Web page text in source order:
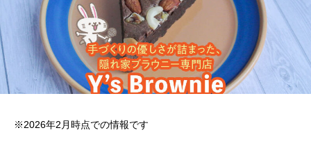
※2026年2月時点での情報です